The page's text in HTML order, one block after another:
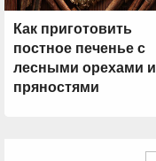
Как приготовить
постное печенье с
лесными орехами и
пряностями